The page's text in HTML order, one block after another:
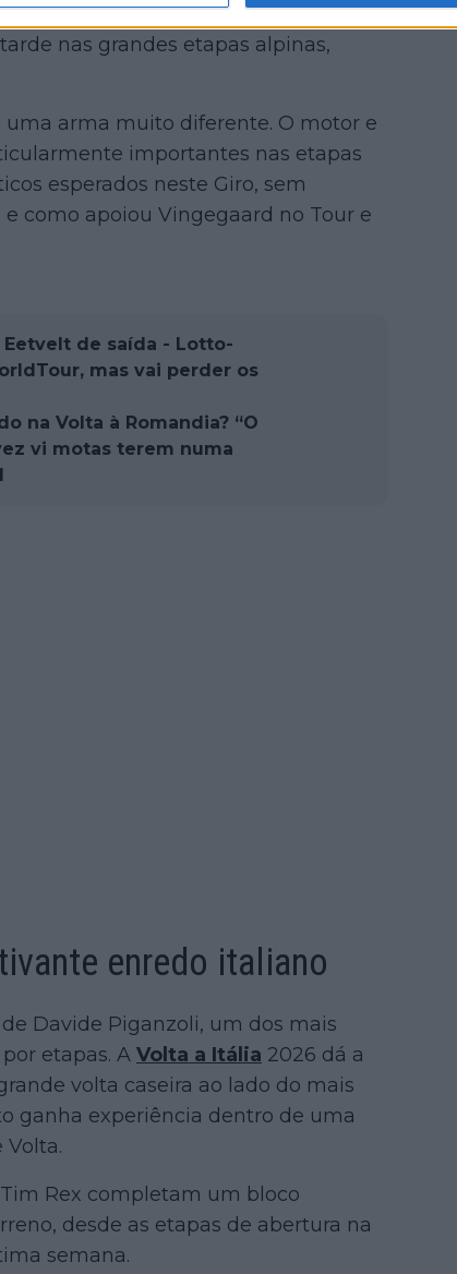
Kelderman acrescenta outra
nas grandes etapas alpinas,
uma arma muito diferente. O motor e
importantes nas etapas
esperados neste Giro, sem
como apoiou Vingegaard no Tour e
de saída - Lotto-
mas vai perder os
na Volta à Romandia? “O
vi motas terem numa
enredo italiano
Davide Piganzoli, um dos mais
etapas. A Volta a Itália 2026 dá a
volta caseira ao lado do mais
ganha experiência dentro de uma
Rex completam um bloco
desde as etapas de abertura na
semana.